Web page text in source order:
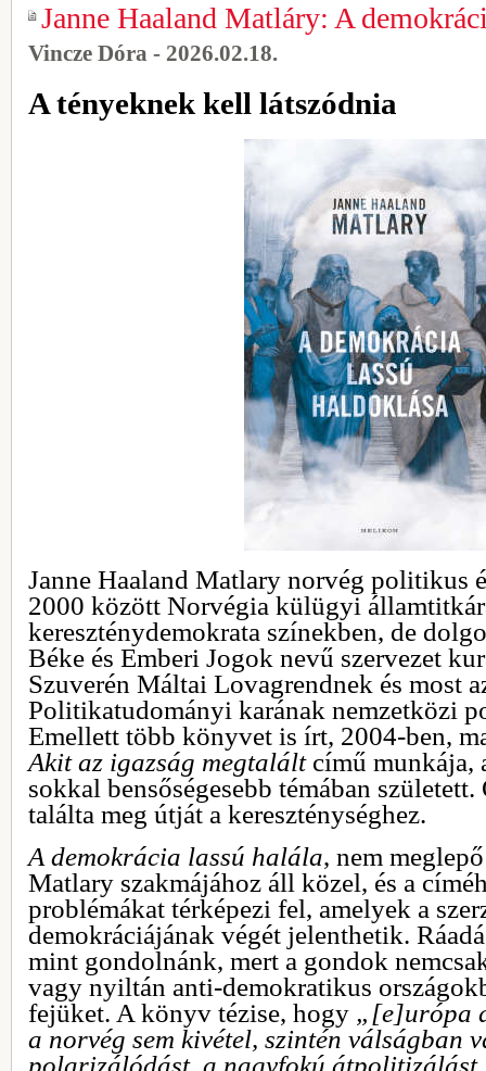
Janne Haaland Matláry: A
Vincze Dóra - 2026.02.18.
A tényeknek kell látszódnia
Janne Haaland Matlary norvég politikus
2000 között Norvégia külügyi
kereszténydemokrata színekben, de
Béke és Emberi Jogok nevű szervezet
Szuverén Máltai Lovagrendnek és most
Politikatudományi karának nemzetközi
Emellett több könyvet is írt, 2004-ben,
Akit ​az igazság megtalált című munkája,
sokkal bensőségesebb témában
találta meg útját a kereszténységhez.
A demokrácia lassú halála, nem
Matlary szakmájához áll közel, és a
problémákat térképezi fel, amelyek a
demokráciájának végét jelenthetik.
mint gondolnánk, mert a gondok
vagy nyiltán anti-demokratikus
fejüket. A könyv tézise, hogy „[e]urópa
a norvég sem kivétel, szintén válságban